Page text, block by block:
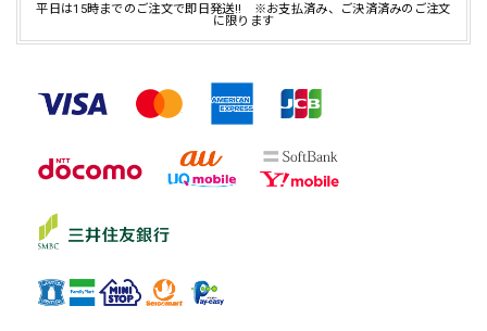
平日は15時までのご注文で即日発送!! ※お支払済み、ご決済済みのご注文
に限ります